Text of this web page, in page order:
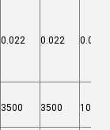
0.022 0.022 0.061
3500 3500 10000